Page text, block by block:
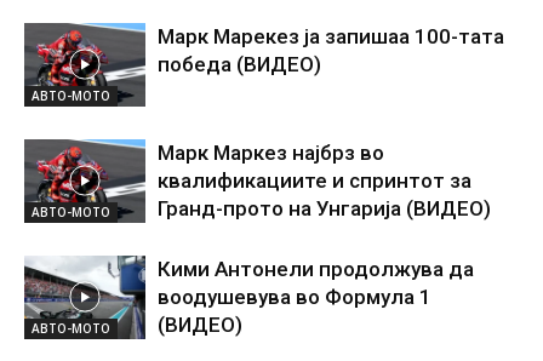
АВТО-МОТО
Марк Марекез ја запишаа 100-тата
победа (ВИДЕО)
АВТО-МОТО
Марк Маркез најбрз во
квалификациите и спринтот за
Гранд-прото на Унгарија (ВИДЕО)
АВТО-МОТО
Кими Антонели продолжува да
воодушевува во Формула 1
(ВИДЕО)